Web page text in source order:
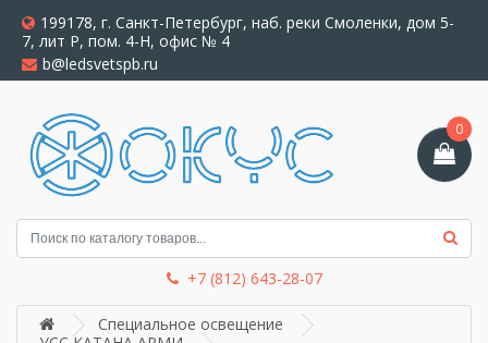
199178, г. Санкт-Петербург, наб. реки Смоленки, дом 5-
7, лит Р, пом. 4-Н, офис № 4
b@ledsvetspb.ru
+7 (812) 643-28-07
0
Специальное освещение